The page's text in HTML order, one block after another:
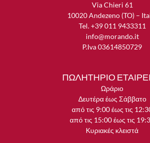
Via Chieri 61
10020 Andezeno (TO) –
Tel. +39 011 9433311
info@morando.it
P.Iva 03614850729
ΠΩΛΗΤΗΡΙΟ
Ωράριο
Δευτέρα έως Σάββατο
από τις 9:00 έως τις
από τις 15:00 έως τις
Κυριακές κλειστά